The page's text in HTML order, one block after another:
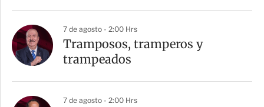
7 de agosto - 2:00 Hrs
Tramposos, tramperos y
trampeados
7 de agosto - 2:00 Hrs